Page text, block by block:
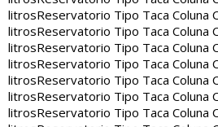
litrosReservatorio Tipo Taca Coluna
litrosReservatorio Tipo Taca Coluna
litrosReservatorio Tipo Taca Coluna
litrosReservatorio Tipo Taca Coluna
litrosReservatorio Tipo Taca Coluna
litrosReservatorio Tipo Taca Coluna
litrosReservatorio Tipo Taca Coluna